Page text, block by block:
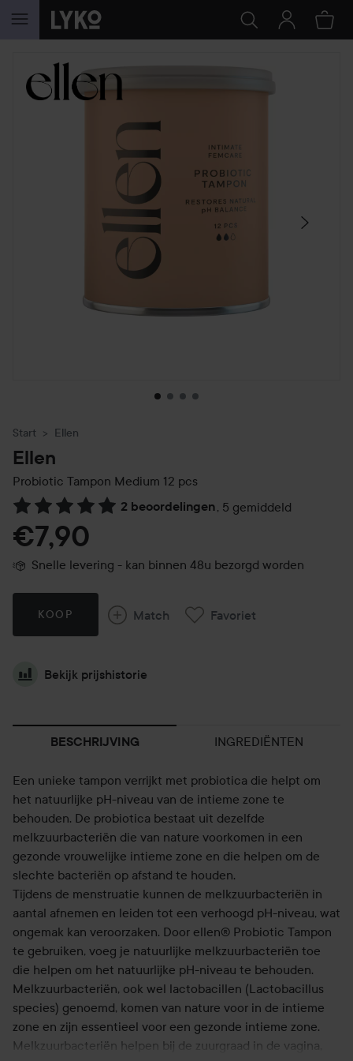
GA NAAR INHOUD
SECTIE OVERSLAAN
Start Ellen
Ellen
Probiotic Tampon Medium 12 pcs
2 beoordelingen, 5 gemiddeld
Ga naar Reviews & reacties
€7,90
Snelle levering - kan binnen 48u bezorgd worden
KOOP Match Favoriet
Bekijk prijshistorie
BESCHRIJVING INGREDIËNTEN
Een unieke tampon verrijkt met probiotica die helpt om
het natuurlijke pH-niveau van de intieme zone te
behouden. De probiotica bestaat uit dezelfde
melkzuurbacteriën die van nature voorkomen in een
gezonde vrouwelijke intieme zone en die helpen om de
slechte bacteriën op afstand te houden.
Tijdens de menstruatie kunnen de melkzuurbacteriën in
aantal afnemen en leiden tot een verhoogd pH-niveau, wat
ongemak kan veroorzaken. Door ellen® Probiotic Tampon
te gebruiken, voeg je natuurlijke melkzuurbacteriën toe
die helpen om het natuurlijke pH-niveau te behouden.
Melkzuurbacteriën, ook wel lactobacillen (Lactobacillus
species) genoemd, komen van nature voor in de intieme
zone en zijn essentieel voor een gezonde intieme zone.
Melkzuurbacteriën helpen bij de zuurgraad in de vagina,